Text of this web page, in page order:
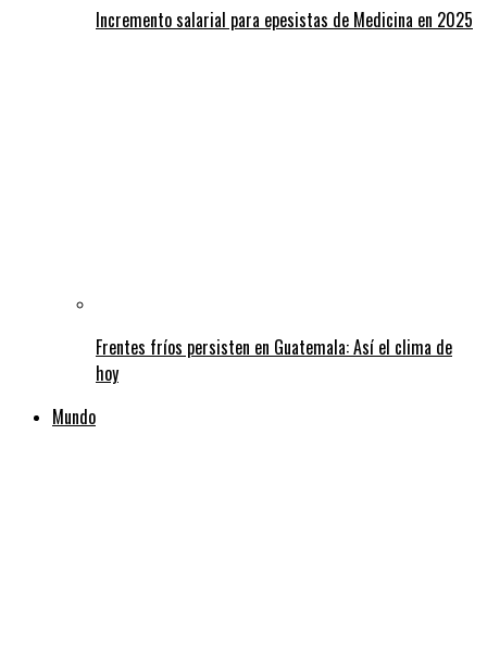
Incremento salarial para epesistas de Medicina en 2025
Frentes fríos persisten en Guatemala: Así el clima de
hoy
Mundo